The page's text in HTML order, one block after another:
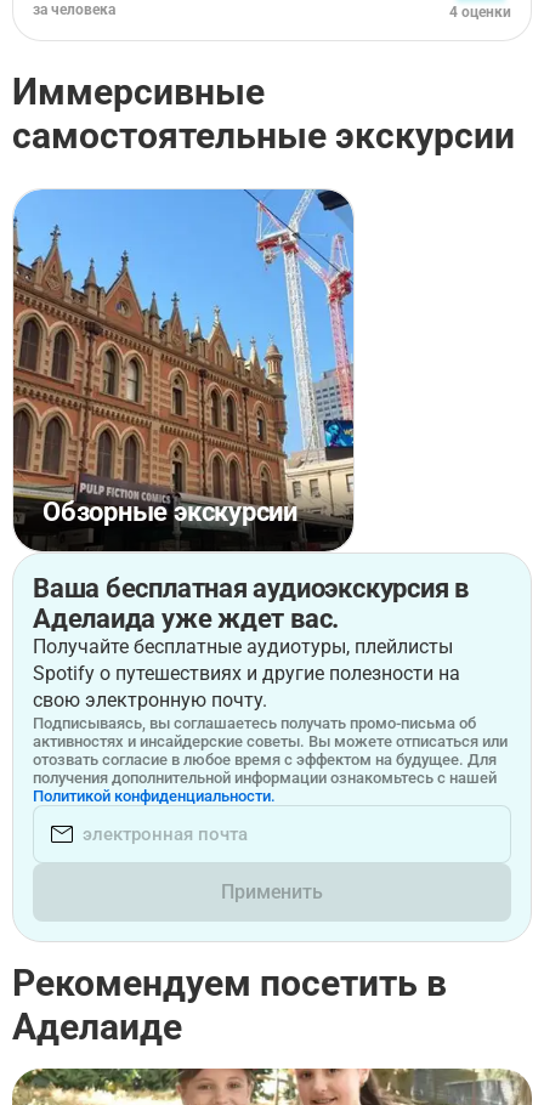
за человека 4 оценки
Иммерсивные
самостоятельные экскурсии
Обзорные экскурсии
Ваша бесплатная аудиоэкскурсия в
Аделаида уже ждет вас.
Получайте бесплатные аудиотуры, плейлисты
Spotify о путешествиях и другие полезности на
свою электронную почту.
Подписываясь, вы соглашаетесь получать промо-письма об
активностях и инсайдерские советы. Вы можете отписаться или
отозвать согласие в любое время с эффектом на будущее. Для
получения дополнительной информации ознакомьтесь с нашей
Политикой конфиденциальности.
Применить
Рекомендуем посетить в
Аделаиде